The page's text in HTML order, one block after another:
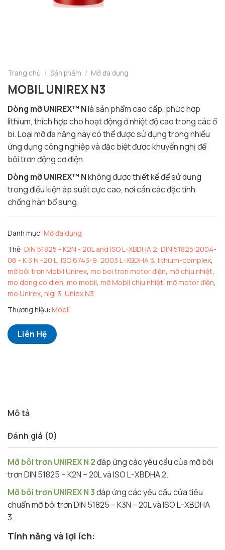
Trang chủ / Sản phẩm / Mỡ đa dụng
MOBIL UNIREX N3
Dòng mỡ UNIREX™ Nlà sản phẩm cao cấp, phức hợp
lithium, thích hợp cho hoạt động ở nhiệt độ cao trong các ổ
bi. Loại mỡ đa năng này có thể được sử dụng trong nhiều
ứng dụng công nghiệp và đặc biệt được khuyến nghị để
bôi trơn động cơ điện.
Dòng mỡ UNIREX™ Nkhông được thiết kế để sử dụng
trong điều kiện áp suất cực cao, nơi cần các đặc tính
chống hàn bổ sung.
Danh mục: Mỡ đa dụng
Thẻ: DIN 51825 - K2N - 20L and ISO L-XBDHA 2 DIN 51825:2004-
06 - K 3 N -20 L
ISO 6743-9: 2003 L-XBDHA 3 lithium-complex
mỡ bôi trơn Mobil Unirex mo boi tron motor điện mỡ chịu nhiệt
mo dong co dien mo mobil mỡ Mobil chịu nhiệt mỡ motor điện
mo Unirex nlgi 3 Uniex N3
Thương hiệu: Mobil
Liên Hệ
Mô tả
Đánh giá (0)
Mỡ bôi trơn UNIREX N 2đáp ứng các yêu cầu của mỡ bôi
trơn DIN 51825 – K2N – 20L và ISO L-XBDHA 2.
Mỡ bôi trơn UNIREX N 3đáp ứng các yêu cầu của tiêu
chuẩn mỡ bôi trơn DIN 51825 – K3N – 20L và ISO L-XBDHA
3.
Tính năng và lợi ích: